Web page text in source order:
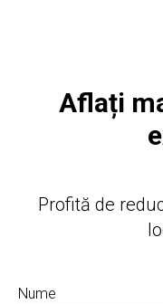
Aflați
Profită de
Nume